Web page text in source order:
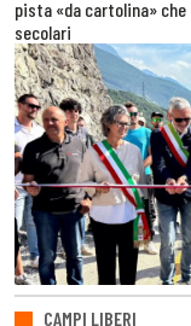
pista «da cartolina» che
secolari
CAMPI LIBERI